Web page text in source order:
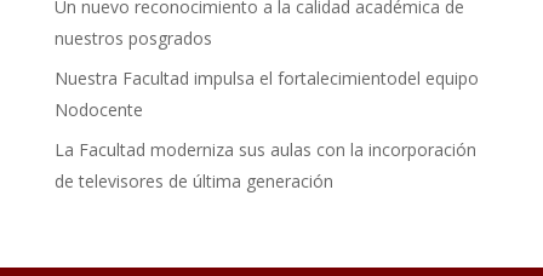
Un nuevo reconocimiento a la calidad académica de
nuestros posgrados
Nuestra Facultad impulsa el fortalecimientodel equipo
Nodocente
La Facultad moderniza sus aulas con la incorporación
de televisores de última generación